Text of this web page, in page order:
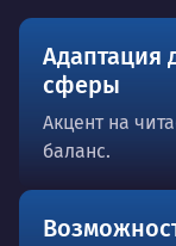
Адаптация
сферы
Акцент на
баланс.